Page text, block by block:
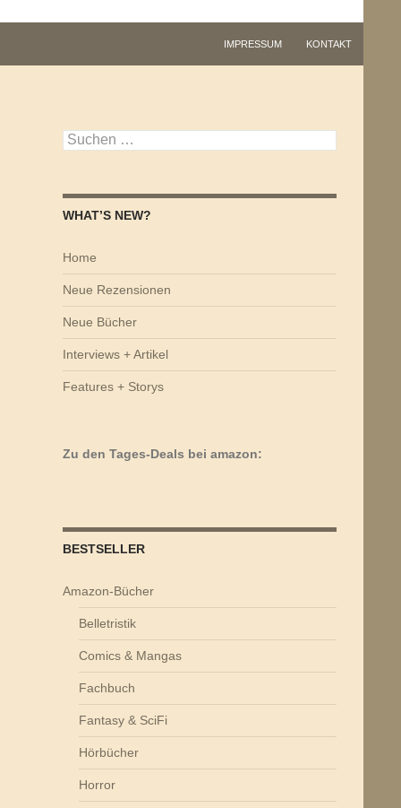
IMPRESSUM KONTAKT
Suchen
nach:
WHAT’S NEW?
Home
Neue Rezensionen
Neue Bücher
Interviews + Artikel
Features + Storys
Zu den Tages-Deals bei amazon:
BESTSELLER
Amazon-Bücher
Belletristik
Comics & Mangas
Fachbuch
Fantasy & SciFi
Hörbücher
Horror